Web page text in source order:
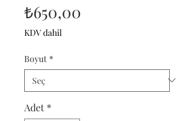
₺650,00
KDV dahil
Boyut *
Adet *